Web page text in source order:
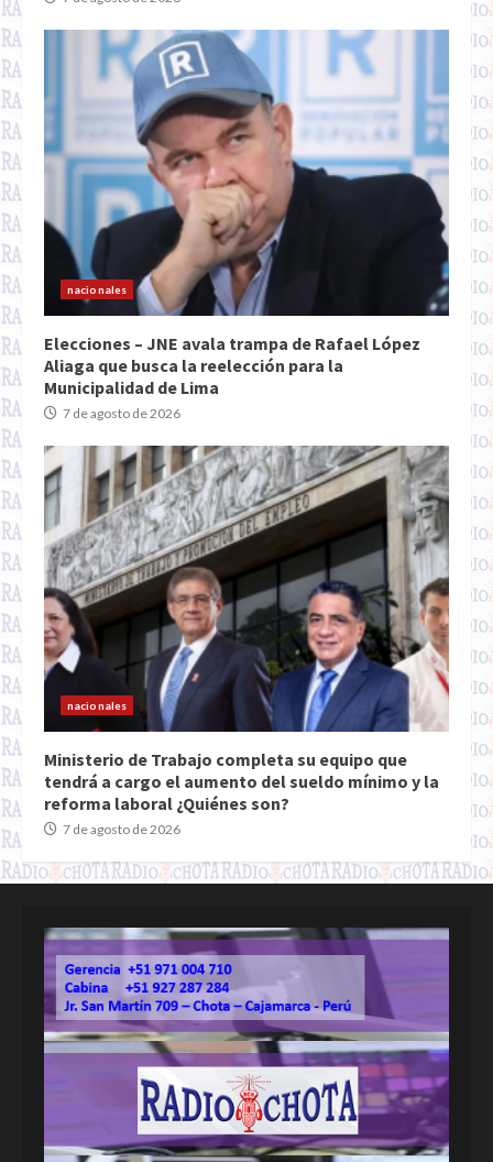
nacionales
Elecciones – JNE avala trampa de Rafael López
Aliaga que busca la reelección para la
Municipalidad de Lima
7 de agosto de 2026
nacionales
Ministerio de Trabajo completa su equipo que
tendrá a cargo el aumento del sueldo mínimo y la
reforma laboral ¿Quiénes son?
7 de agosto de 2026